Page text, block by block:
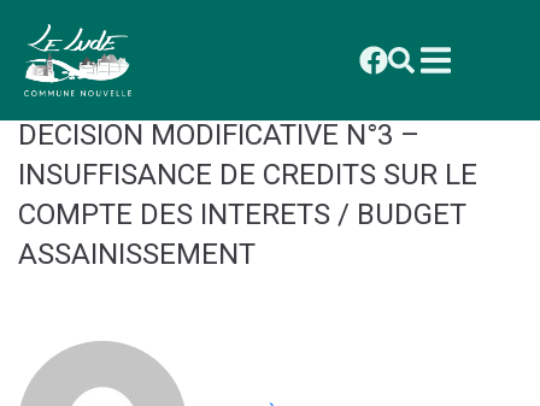
principal
CONSEIL MUNICIPAL DU 27 OCTOBRE
2025 : DELIBERATION 2025_086
DECISION MODIFICATIVE N°3 –
INSUFFISANCE DE CREDITS SUR LE
COMPTE DES INTERETS / BUDGET
ASSAINISSEMENT